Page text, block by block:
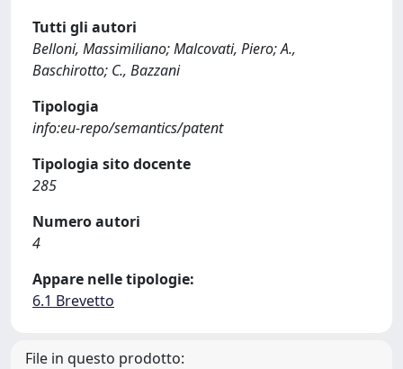
Tutti gli autori
Belloni, Massimiliano; Malcovati, Piero; A.,
Baschirotto; C., Bazzani
Tipologia
info:eu-repo/semantics/patent
Tipologia sito docente
285
Numero autori
4
Appare nelle tipologie:
6.1 Brevetto
File in questo prodotto: